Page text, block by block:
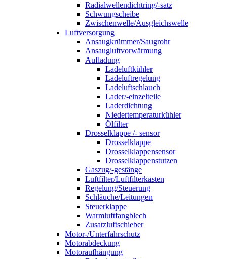
Radialwellendichtring/-satz
Schwungscheibe
Zwischenwelle/Ausgleichswelle
Luftversorgung
Ansaugkrümmer/Saugrohr
Ansaugluftvorwärmung
Aufladung
Ladeluftkühler
Ladeluftregelung
Ladeluftschlauch
Lader/-einzelteile
Laderdichtung
Niedertemperaturkühler
Ölfilter
Drosselklappe /- sensor
Drosselklappe
Drosselklappensensor
Drosselklappenstutzen
Gaszug/-gestänge
Luftfilter/Luftfilterkasten
Regelung/Steuerung
Schläuche/Leitungen
Steuerklappe
Warmluftfangblech
Zusatzluftschieber
Motor-/Unterfahrschutz
Motorabdeckung
Motoraufhängung